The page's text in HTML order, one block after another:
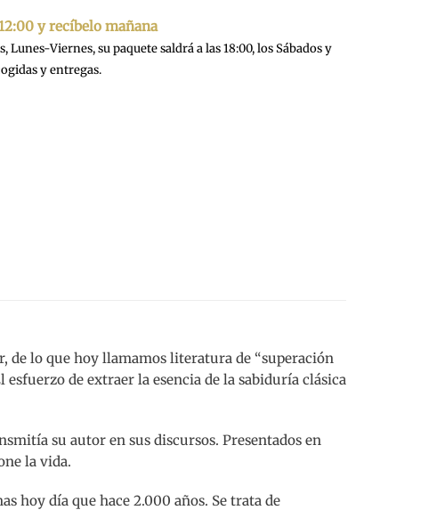
y recíbelo mañana
Lunes-Viernes, su paquete saldrá a las 18:00, los Sábados y
y entregas.
de lo que hoy llamamos literatura de “superación
de extraer la esencia de la sabiduría clásica
su autor en sus discursos. Presentados en
la vida.
hoy día que hace 2.000 años. Se trata de